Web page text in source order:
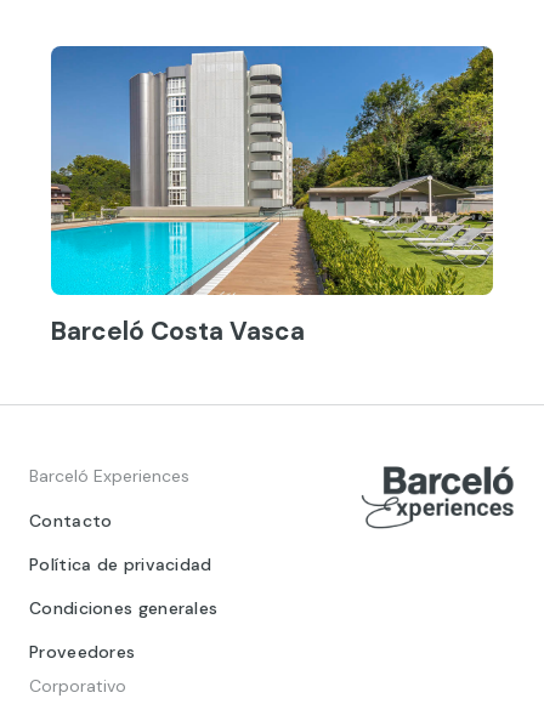
Barceló Costa Vasca
Barceló Experiences
Contacto
Política de privacidad
Condiciones generales
Proveedores
Corporativo